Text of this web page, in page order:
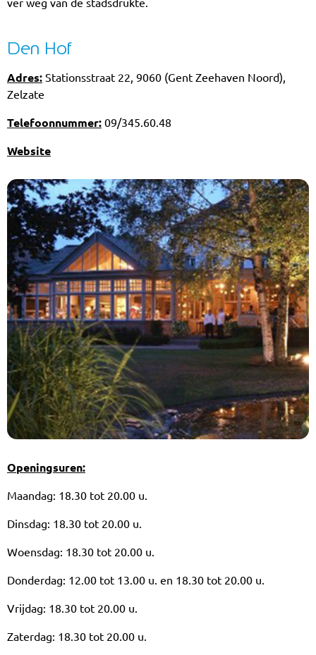
ver weg van de stadsdrukte.
Den Hof
Adres: Stationsstraat 22, 9060 (Gent Zeehaven Noord),
Zelzate
Telefoonnummer: 09/345.60.48
Website
Openingsuren:
Maandag: 18.30 tot 20.00 u.
Dinsdag: 18.30 tot 20.00 u.
Woensdag: 18.30 tot 20.00 u.
Donderdag: 12.00 tot 13.00 u. en 18.30 tot 20.00 u.
Vrijdag: 18.30 tot 20.00 u.
Zaterdag: 18.30 tot 20.00 u.